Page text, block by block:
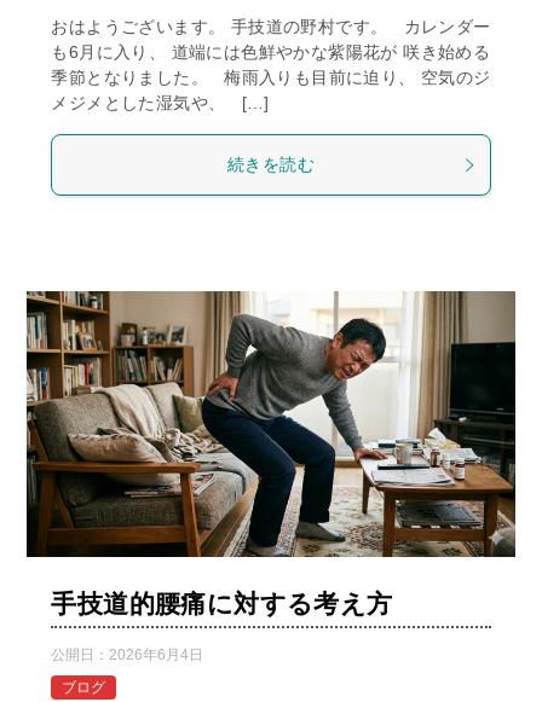
おはようございます。 手技道の野村です。 カレンダー
も6月に入り、 道端には色鮮やかな紫陽花が 咲き始める
季節となりました。 梅雨入りも目前に迫り、 空気のジ
メジメとした湿気や、 […]
続きを読む
手技道的腰痛に対する考え方
公開日：2026年6月4日
ブログ